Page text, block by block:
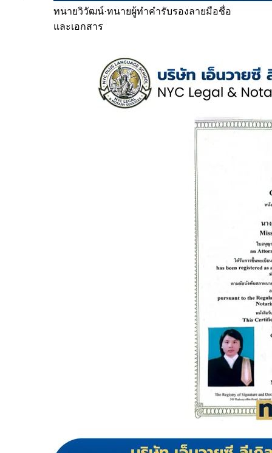
ทนายวิวัฒน์·ทนายผู้ทำคำรับรองลายมือชื่อ
และเอกสาร